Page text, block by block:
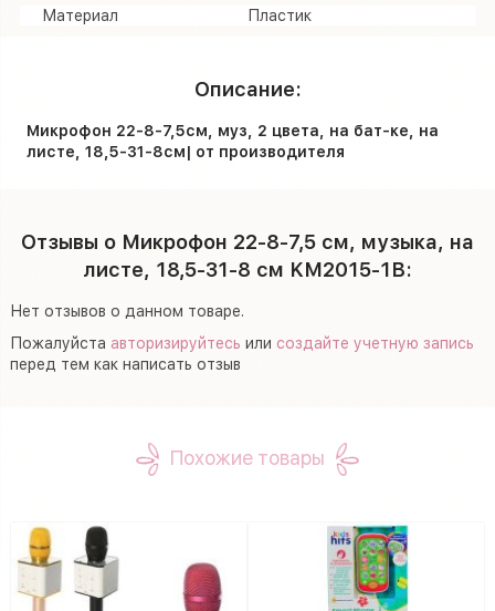
Материал
Пластик
Описание:
Микрофон 22-8-7,5см, муз, 2 цвета, на бат-ке, на
листе, 18,5-31-8см| от производителя
Отзывы о Микрофон 22-8-7,5 см, музыка, на
листе, 18,5-31-8 см KM2015-1B:
Нет отзывов о данном товаре.
Пожалуйста авторизируйтесь или создайте учетную запись
перед тем как написать отзыв
Похожие товары